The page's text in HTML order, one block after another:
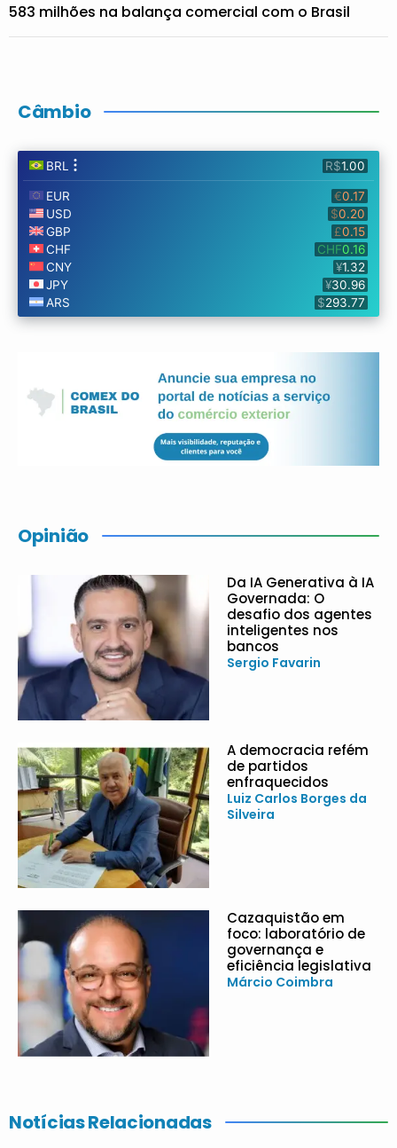
583 milhões na balança comercial com o Brasil
Câmbio
Opinião
Da IA Generativa à IA
Governada: O
desafio dos agentes
inteligentes nos
bancos
Sergio Favarin
A democracia refém
de partidos
enfraquecidos
Luiz Carlos Borges da
Silveira
Cazaquistão em
foco: laboratório de
governança e
eficiência legislativa
Márcio Coimbra
Notícias Relacionadas